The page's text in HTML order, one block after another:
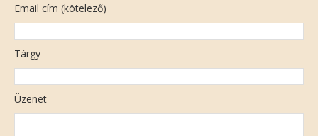
Email cím (kötelező)
Tárgy
Üzenet